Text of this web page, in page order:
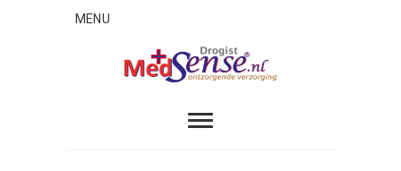
MENU